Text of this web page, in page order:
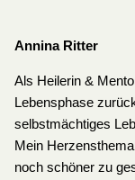
Annina Ritter
Als Heilerin &
Lebensphase
selbstmächtiges
Mein
noch schöner zu